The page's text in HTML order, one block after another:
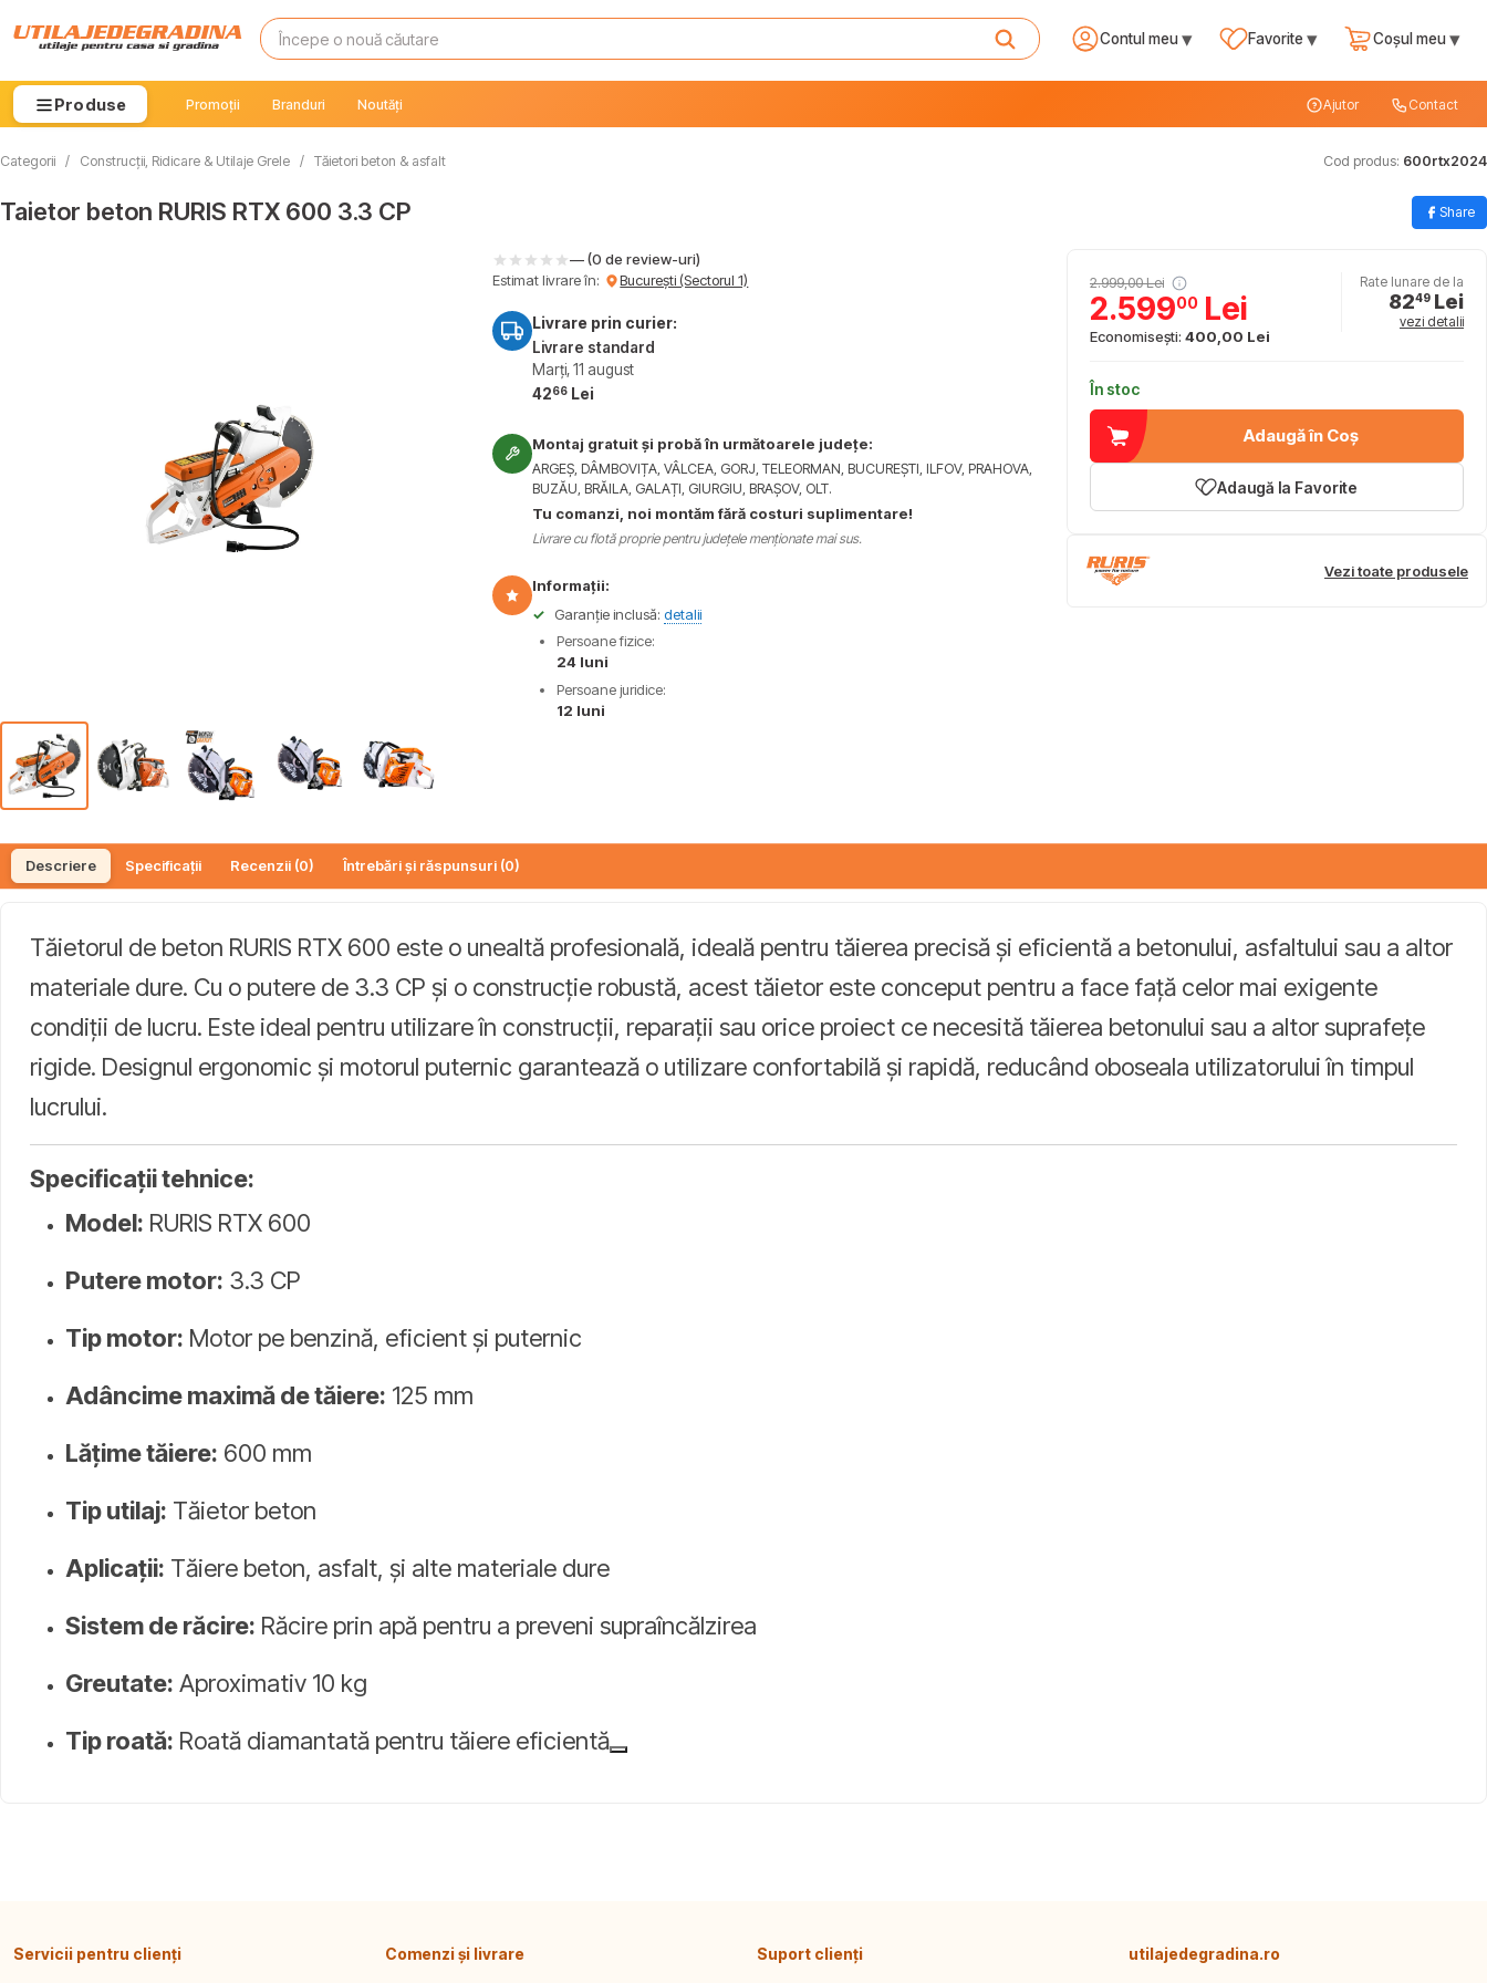
Contul meu▾ Favorite ▾ Coșul meu▾
Produse Promoții Branduri Noutăți Ajutor Contact
Categorii / Construcții, Ridicare & Utilaje Grele / Tăietori beton & asfalt Cod produs: 600rtx2024
Taietor beton RURIS RTX 600 3.3 CP Share
— (0 de review-uri)
Estimat livrare în:
București (Sectorul 1)
Livrare prin curier:
Livrare standard
Marți, 11 august
4266 Lei
Montaj gratuit și probă în următoarele județe:
ARGEȘ, DÂMBOVIȚA, VÂLCEA, GORJ, TELEORMAN, BUCUREȘTI, ILFOV, PRAHOVA,
BUZĂU, BRĂILA, GALAȚI, GIURGIU, BRAȘOV, OLT.
Tu comanzi, noi montăm fără costuri suplimentare!
Livrare cu flotă proprie pentru județele menționate mai sus.
Informații:
✓
Garanție inclusă:detalii
Persoane fizice:
24 luni
Persoane juridice:
12 luni
2.999,00 Lei
2.59900Lei
Economisești: 400,00 Lei
Rate lunare de la
8249Lei
vezi detalii
În stoc
Adaugă în Coș
Adaugă la Favorite
Vezi toate produsele
Descriere Specificații Recenzii (0) Întrebări și răspunsuri (0)
Tăietorul de beton RURIS RTX 600 este o unealtă profesională, ideală pentru tăierea precisă și eficientă a betonului, asfaltului sau a altor
materiale dure. Cu o putere de 3.3 CP și o construcție robustă, acest tăietor este conceput pentru a face față celor mai exigente
condiții de lucru. Este ideal pentru utilizare în construcții, reparații sau orice proiect ce necesită tăierea betonului sau a altor suprafețe
rigide. Designul ergonomic și motorul puternic garantează o utilizare confortabilă și rapidă, reducând oboseala utilizatorului în timpul
lucrului.
Specificații tehnice:
Model: RURIS RTX 600
Putere motor: 3.3 CP
Tip motor: Motor pe benzină, eficient și puternic
Adâncime maximă de tăiere: 125 mm
Lățime tăiere: 600 mm
Tip utilaj: Tăietor beton
Aplicații: Tăiere beton, asfalt, și alte materiale dure
Sistem de răcire: Răcire prin apă pentru a preveni supraîncălzirea
Greutate: Aproximativ 10 kg
Tip roată: Roată diamantată pentru tăiere eficientă
Servicii pentru clienți Comenzi și livrare Suport clienți utilajedegradina.ro